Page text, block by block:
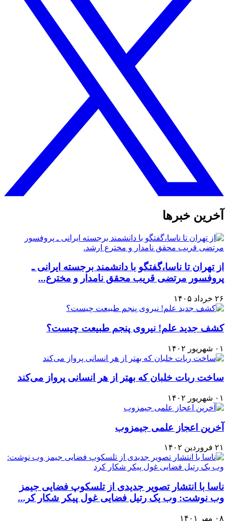
آخرین خبرها
از تهران تا ناسا،گفتگو با دانشمند برجسته ایرانی ـ
پروفسور مرتضی قریب محقق نامدار و مخترع...
۲۶ خرداد ۱۴۰۵
کشف جدید علم! نیروی پنجم طبیعت چیست؟
۰۱ شهریور ۱۴۰۲
ساخت ربات خلبان که بهتر از هر انسانی پرواز می‌کند
۰۱ شهریور ۱۴۰۲
آخرین اعجاز علمی جیمزوب
۲۱ فروردین ۱۴۰۲
ناسا با انتشار تصویر جدیدی از تلسکوپ فضایی جیمز
وب نوشت: وب یک رتیل فضایی غول پیکر شکار کر...
۰۸ مهر ۱۴۰۱